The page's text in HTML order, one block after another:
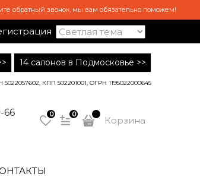
обратный звонок, мы вам обязательно поможем!
14 салонов в Подмосковье >>
КПП 502201001, ОГРН 1195022000645
66 0 0
Корзина